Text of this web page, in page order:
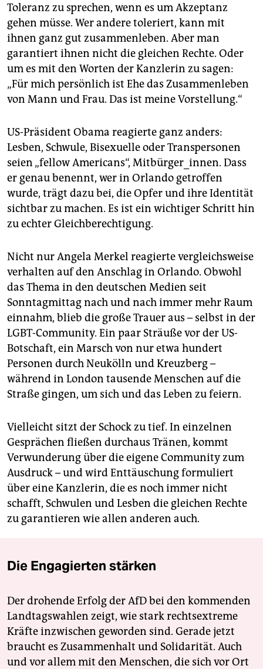
Toleranz zu sprechen, wenn es um Akzeptanz
gehen müsse. Wer andere toleriert, kann mit
ihnen ganz gut zusammenleben. Aber man
garantiert ihnen nicht die gleichen Rechte. Oder
um es mit den Worten der Kanzlerin zu sagen:
„Für mich persönlich ist Ehe das Zusammenleben
von Mann und Frau. Das ist meine Vorstellung.“
US-Präsident Obama reagierte ganz anders:
Lesben, Schwule, Bisexuelle oder Transpersonen
seien „fellow Americans“, Mitbürger_innen. Dass
er genau benennt, wer in Orlando getroffen
wurde, trägt dazu bei, die Opfer und ihre Identität
sichtbar zu machen. Es ist ein wichtiger Schritt hin
zu echter Gleichberechtigung.
Nicht nur Angela Merkel reagierte vergleichsweise
verhalten auf den Anschlag in Orlando. Obwohl
das Thema in den deutschen Medien seit
Sonntagmittag nach und nach immer mehr Raum
einnahm, blieb die große Trauer aus – selbst in der
LGBT-Community. Ein paar Sträuße vor der US-
Botschaft, ein Marsch von nur etwa hundert
Personen durch Neukölln und Kreuzberg –
während in London tausende Menschen auf die
Straße gingen, um sich und das Leben zu feiern.
Vielleicht sitzt der Schock zu tief. In einzelnen
Gesprächen fließen durchaus Tränen, kommt
Verwunderung über die eigene Community zum
Ausdruck – und wird Enttäuschung formuliert
über eine Kanzlerin, die es noch immer nicht
schafft, Schwulen und Lesben die gleichen Rechte
zu garantieren wie allen anderen auch.
Die Engagierten stärken
Der drohende Erfolg der AfD bei den kommenden
Landtagswahlen zeigt, wie stark rechtsextreme
Kräfte inzwischen geworden sind. Gerade jetzt
braucht es Zusammenhalt und Solidarität. Auch
und vor allem mit den Menschen, die sich vor Ort